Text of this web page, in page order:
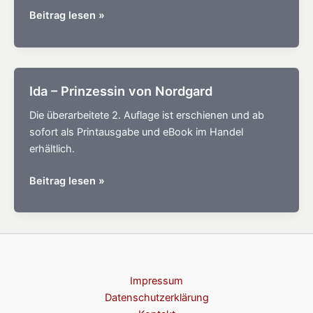
Spotify
zu
Ida
Prinzessin
von
Nordgard
Beitrag lesen »
Ida – Prinzessin von Nordgard
Die überarbeitete 2. Auflage ist erschienen und ab
sofort als Printausgabe und eBook im Handel
erhältlich.
Ida
Prinzessin
von
Beitrag lesen »
Impressum
Datenschutzerklärung